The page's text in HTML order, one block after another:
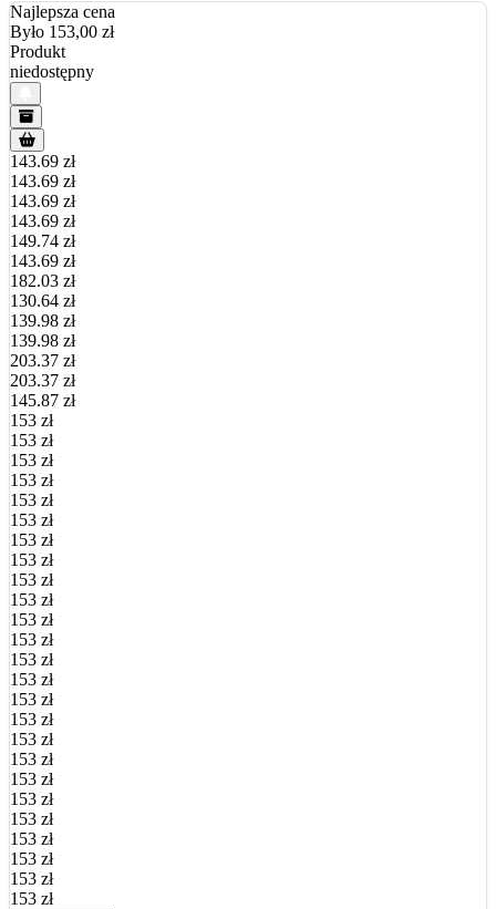
Najlepsza cena
Było 153,00 zł
Produkt
niedostępny
143.69 zł
143.69 zł
143.69 zł
143.69 zł
149.74 zł
143.69 zł
182.03 zł
130.64 zł
139.98 zł
139.98 zł
203.37 zł
203.37 zł
145.87 zł
153 zł
153 zł
153 zł
153 zł
153 zł
153 zł
153 zł
153 zł
153 zł
153 zł
153 zł
153 zł
153 zł
153 zł
153 zł
153 zł
153 zł
153 zł
153 zł
153 zł
153 zł
153 zł
153 zł
153 zł
153 zł